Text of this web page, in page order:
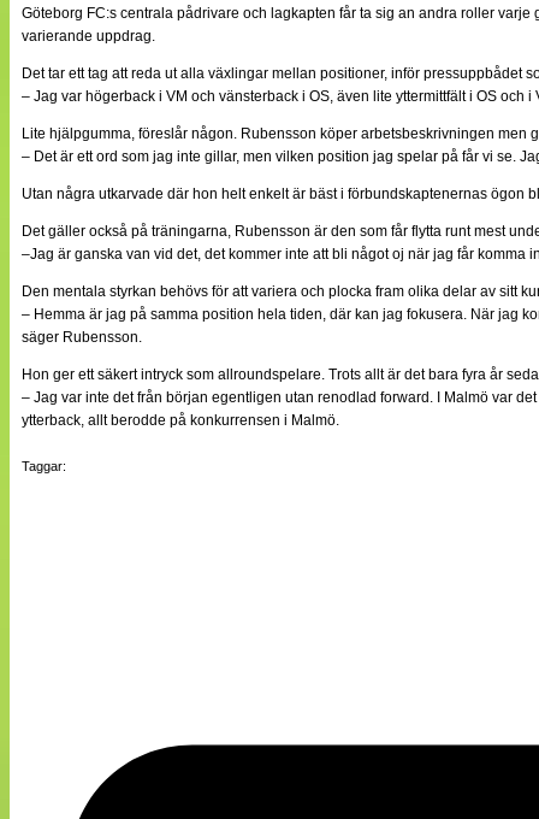
Göteborg FC:s centrala pådrivare och lagkapten får ta sig an andra roller
varierande uppdrag.
Det tar ett tag att reda ut alla växlingar mellan positioner, inför pressuppbådet
– Jag var högerback i VM och vänsterback i OS, även lite yttermittfält i OS och i
Lite hjälpgumma, föreslår någon. Rubensson köper arbetsbeskrivningen men
– Det är ett ord som jag inte gillar, men vilken position jag spelar på får vi se.
Utan några utkarvade där hon helt enkelt är bäst i förbundskaptenernas ögon
Det gäller också på träningarna, Rubensson är den som får flytta runt mest
–Jag är ganska van vid det, det kommer inte att bli något oj när jag får
Den mentala styrkan behövs för att variera och plocka fram olika delar av sitt
– Hemma är jag på samma position hela tiden, där kan jag fokusera. När jag
säger Rubensson.
Hon ger ett säkert intryck som allroundspelare. Trots allt är det bara fyra år
– Jag var inte det från början egentligen utan renodlad forward. I Malmö var
ytterback, allt berodde på konkurrensen i Malmö.
Taggar: